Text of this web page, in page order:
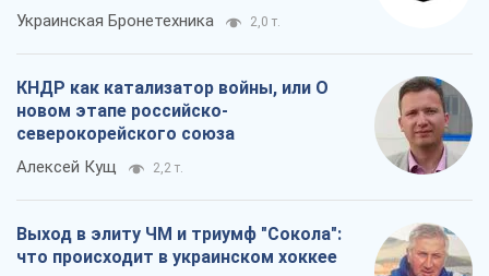
Украинская Бронетехника 2,0 т.
КНДР как катализатор войны, или О
новом этапе российско-
северокорейского союза
Алексей Кущ 2,2 т.
Выход в элиту ЧМ и триумф "Сокола":
что происходит в украинском хоккее